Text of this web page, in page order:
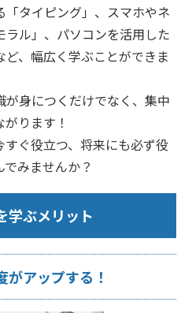
タイピング」、スマホやネ
ラル」、パソコンを活用した
ど、幅広く学ぶことができま
身につくだけでなく、集中
ります！
ぐ役立つ、将来にも必ず役
みませんか？
学ぶメリット
がアップする！